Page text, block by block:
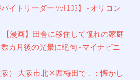
イトリーダー Vol.133】 - オリコン
【漫画】田舎に移住して憧れの家庭
カ月後の光景に絶句 - マイナビニ
） 大阪市北区西梅田で…：懐かし